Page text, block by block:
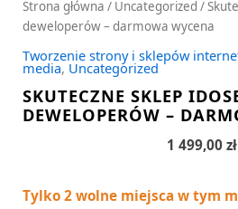
Strona główna / Uncategorized /
deweloperów – darmowa wycena
Tworzenie strony i sklepów
media, Uncategorized
SKUTECZNE SKLEP
DEWELOPERÓW –
1 499,00 zł
Tylko 2 wolne miejsca w tym